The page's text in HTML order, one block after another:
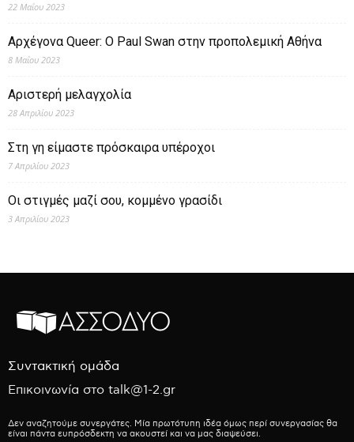
22 Μαΐου 2023
Αρχέγονα Queer: O Paul Swan στην προπολεμική Αθήνα
8 Μαΐου 2023
Αριστερή μελαγχολία
28 Απριλίου 2023
Στη γη είμαστε πρόσκαιρα υπέροχοι
7 Απριλίου 2023
Οι στιγμές μαζί σου, κομμένο γρασίδι
3 Απριλίου 2023
Συντακτική ομάδα
Επικοινωνία στο talk@1-2.gr
Δεν αναζητούμε συνεργάτες. Μία πρωτότυπη ιδέα όμως περί συνεργασίας θα
είναι πάντα ευπρόσδεκτη να ακουστεί και να μας διαψεύσει.